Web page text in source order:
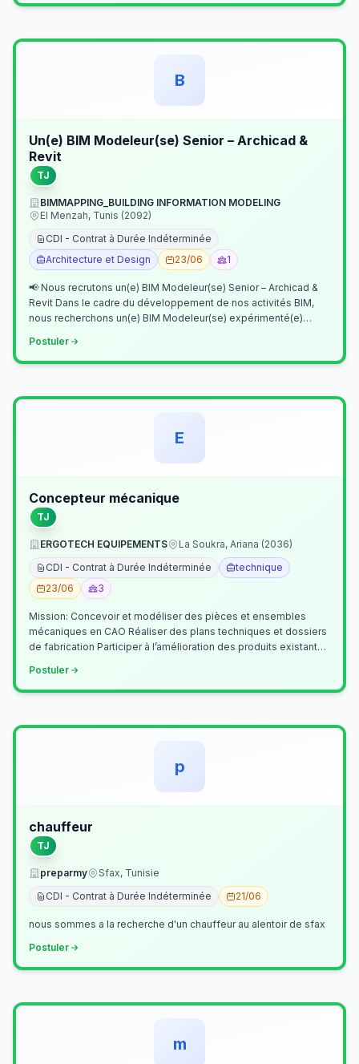
B
Un(e) BIM Modeleur(se) Senior – Archicad &
Revit
TJ
BIMMAPPING_BUILDING INFORMATION MODELING
El Menzah, Tunis (2092)
CDI - Contrat à Durée Indéterminée
Architecture et Design
23/06 1
📢 Nous recrutons un(e) BIM Modeleur(se) Senior – Archicad &
Revit Dans le cadre du développement de nos activités BIM,
nous recherchons un(e) BIM Modeleur(se) expérimenté(e)
Postuler
E
Concepteur mécanique
TJ
ERGOTECH EQUIPEMENTS
La Soukra, Ariana (2036)
CDI - Contrat à Durée Indéterminée
technique
23/06
3
Mission: Concevoir et modéliser des pièces et ensembles
mécaniques en CAO Réaliser des plans techniques et dossiers
de fabrication Participer à l’amélioration des produits existants
Postuler
p
chauffeur
TJ
preparmy
Sfax, Tunisie
CDI - Contrat à Durée Indéterminée
21/06
nous sommes a la recherche d'un chauffeur au alentoir de sfax
Postuler
m